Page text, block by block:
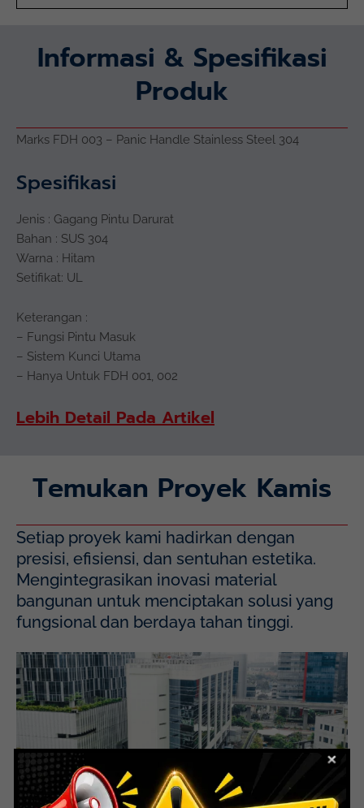
Informasi & Spesifikasi
Produk
Marks FDH 003 – Panic Handle Stainless Steel 304
Spesifikasi
Jenis : Gagang Pintu Darurat
Bahan : SUS 304
Warna : Hitam
Setifikat: UL
Keterangan :
– Fungsi Pintu Masuk
– Sistem Kunci Utama
– Hanya Untuk FDH 001, 002
Lebih Detail Pada Artikel
Temukan Proyek Kamis
Setiap proyek kami hadirkan dengan
presisi, efisiensi, dan sentuhan estetika.
Mengintegrasikan inovasi material
bangunan untuk menciptakan solusi yang
fungsional dan berdaya tahan tinggi.
Mayapada Hospital Kuningan (MHKN), Kuningan, Jakarta
Selatan.
Lihat Detail Proyek
Mayapada Kuningan Jakarta